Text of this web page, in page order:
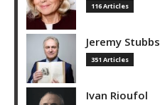
116 Articles
Jeremy Stubbs
351 Articles
Ivan Rioufol